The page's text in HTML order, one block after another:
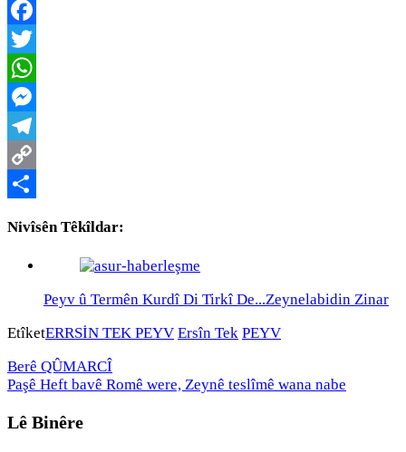
Facebook
Twitter
WhatsApp
Messenger
Telegram
Copy
Nivîsên Têkîldar:
Peyv û Termên Kurdî Di Tirkî De...Zeynelabidin Zinar
EtîketERRSİN TEK PEYV Ersîn Tek PEYV
Berê QÛMARCÎ
Paşê Heft bavê Romê were, Zeynê teslîmê wana nabe
Lê Binêre